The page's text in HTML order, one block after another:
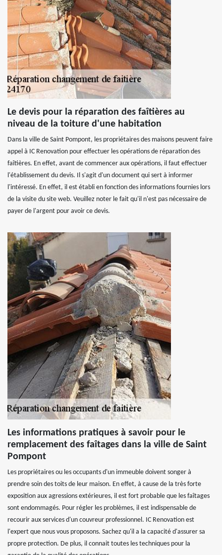
Le devis pour la réparation des faîtières au
niveau de la toiture d'une habitation
Dans la ville de Saint Pompont, les propriétaires des maisons peuvent faire
appel à IC Renovation pour effectuer les opérations de réparation des
faîtières. En effet, avant de commencer aux opérations, il faut effectuer
l'établissement du devis. Il s'agit d'un document qui sert à informer
l'intéressé. En effet, il est établi en fonction des informations fournies lors
de la visite du site web. Veuillez noter le fait qu'il n'est pas nécessaire de
payer de l'argent pour avoir ce devis.
Les informations pratiques à savoir pour le
remplacement des faîtages dans la ville de Saint
Pompont
Les propriétaires ou les occupants d'un immeuble doivent songer à
prendre soin des toits de leur maison. En effet, à cause de la très forte
exposition aux agressions extérieures, il est fort probable que les faîtages
sont endommagés. Pour régler les problèmes, il est indispensable de
recourir aux services d'un couvreur professionnel. IC Renovation est
l'expert que nous vous proposons. Sachez qu'il a la capacité d'assurer sa
propre protection. De plus, il connait toutes les techniques pour la